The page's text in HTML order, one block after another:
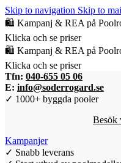
Skip to navigation Skip to
🛍️ Kampanj & REA på
Klicka och se priser
🛍️ Kampanj & REA på
Klicka och se priser
Tfn: 040-655 05 06
E: info@soderrogard.se
✓ 1000+ byggda pooler
Besök
Kampanjer
✓ Snabb leverans